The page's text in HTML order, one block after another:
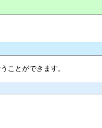
ことができます。